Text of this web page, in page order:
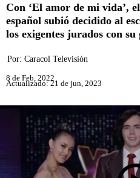
Con ‘El amor de mi vida’,
español subió decidido al
los exigentes jurados con
Por: Caracol Televisión
8 de Feb, 2022
Actualizado: 21 de jun, 2023